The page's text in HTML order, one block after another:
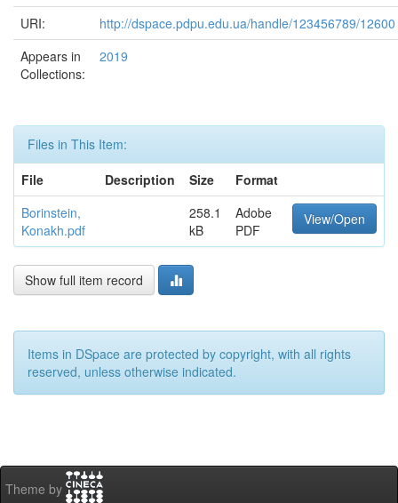
URI:
http://dspace.pdpu.edu.ua/handle/123456789/12600
Appears in
Collections:
2019
Files in This Item:
File
Description Size
Format
Borinstein,
Konakh.pdf
258.1
kB
Adobe
PDF
View/Open
Show full item record
Items in DSpace are protected by copyright, with all rights
reserved, unless otherwise indicated.
Theme by